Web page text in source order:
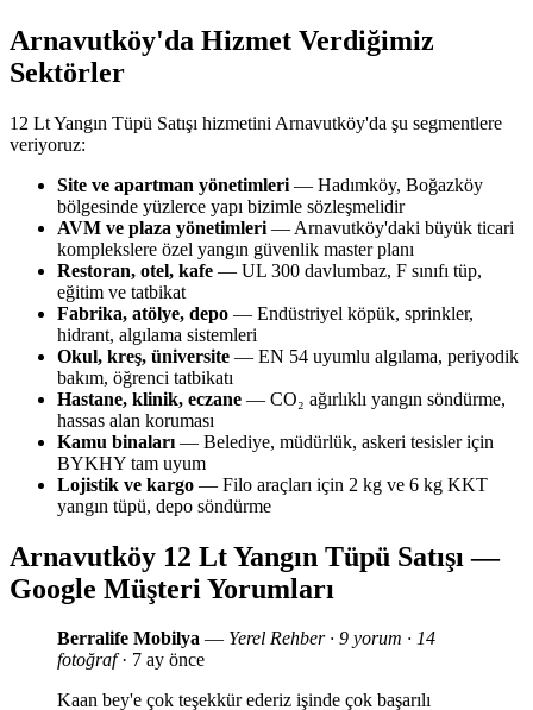
Arnavutköy'da Hizmet Verdiğimiz
Sektörler
12 Lt Yangın Tüpü Satışı hizmetini Arnavutköy'da şu segmentlere
veriyoruz:
Site ve apartman yönetimleri — Hadımköy, Boğazköy
bölgesinde yüzlerce yapı bizimle sözleşmelidir
AVM ve plaza yönetimleri — Arnavutköy'daki büyük ticari
komplekslere özel yangın güvenlik master planı
Restoran, otel, kafe — UL 300 davlumbaz, F sınıfı tüp,
eğitim ve tatbikat
Fabrika, atölye, depo — Endüstriyel köpük, sprinkler,
hidrant, algılama sistemleri
Okul, kreş, üniversite — EN 54 uyumlu algılama, periyodik
bakım, öğrenci tatbikatı
Hastane, klinik, eczane — CO₂ ağırlıklı yangın söndürme,
hassas alan koruması
Kamu binaları — Belediye, müdürlük, askeri tesisler için
BYKHY tam uyum
Lojistik ve kargo — Filo araçları için 2 kg ve 6 kg KKT
yangın tüpü, depo söndürme
Arnavutköy 12 Lt Yangın Tüpü Satışı —
Google Müşteri Yorumları
Berralife Mobilya — Yerel Rehber · 9 yorum · 14
fotoğraf· 7 ay önce
Kaan bey'e çok teşekkür ederiz işinde çok başarılı